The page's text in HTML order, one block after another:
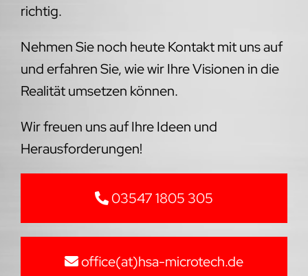
richtig.
Nehmen Sie noch heute Kontakt mit uns auf
und erfahren Sie, wie wir Ihre Visionen in die
Realität umsetzen können.
Wir freuen uns auf Ihre Ideen und
Herausforderungen!
03547 1805 305
office(at)hsa-microtech.de